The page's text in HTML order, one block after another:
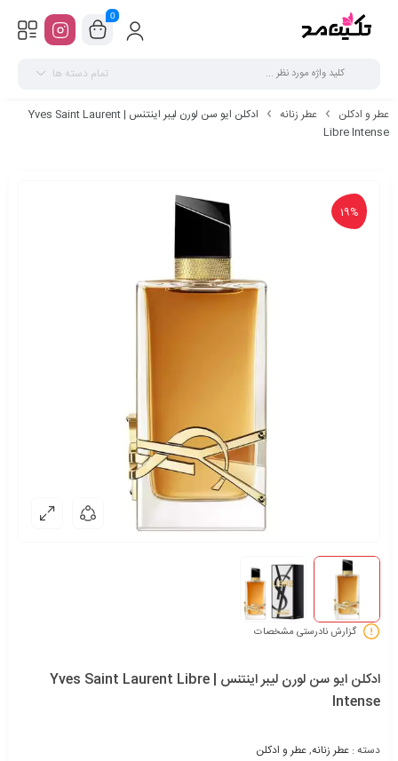
0
تمام دسته ها
عطر و ادکلن عطر زنانه
ادکلن ایو سن لورن لیبر اینتنس | Yves Saint Laurent
Libre Intense
19%
گزارش نادرستی مشخصات
ادکلن ایو سن لورن لیبر اینتنس | Yves Saint Laurent Libre
Intense
دسته : عطر زنانه,عطر و ادکلن